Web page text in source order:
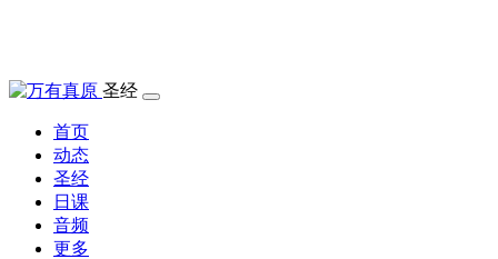
圣经
首页
动态
圣经
日课
音频
更多